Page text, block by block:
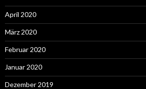
April 2020
März 2020
Februar 2020
Januar 2020
Dezember 2019